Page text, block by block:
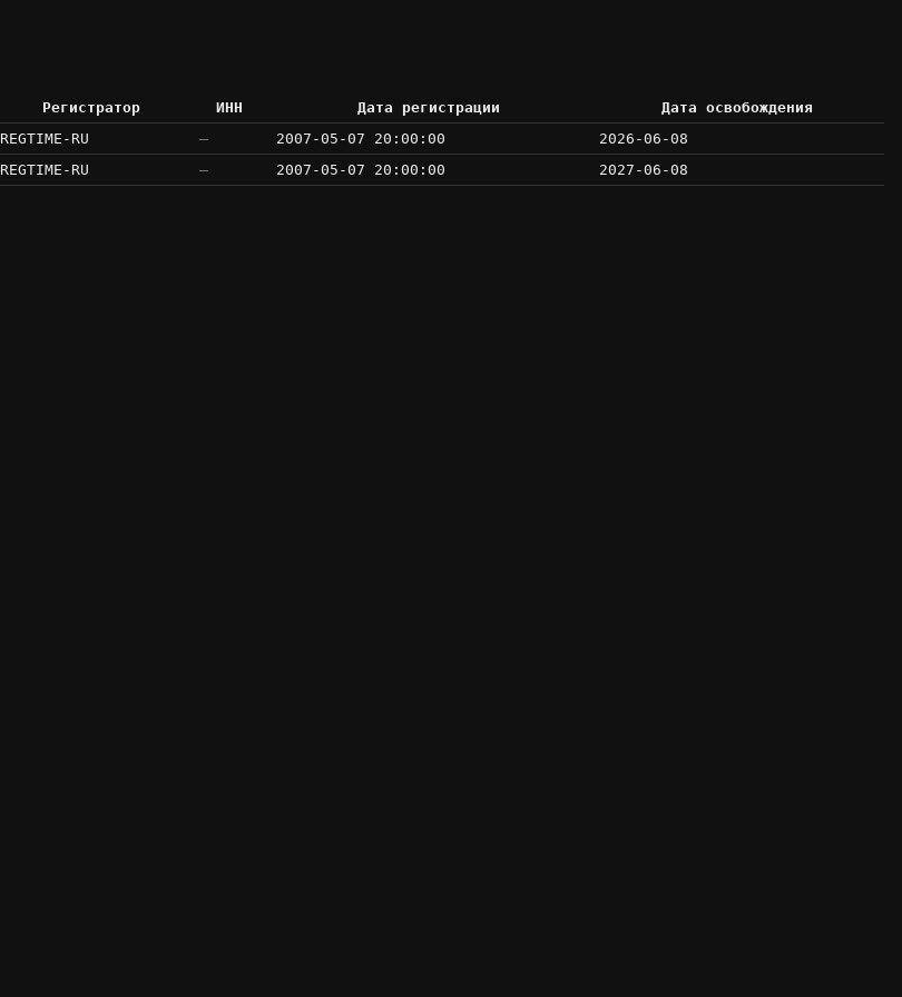
Регистратор ИНН Дата регистрации
Дата освобождения
REGTIME-RU — 2007-05-07 20:00:00
2026-06-08
REGTIME-RU — 2007-05-07 20:00:00 2027-06-08